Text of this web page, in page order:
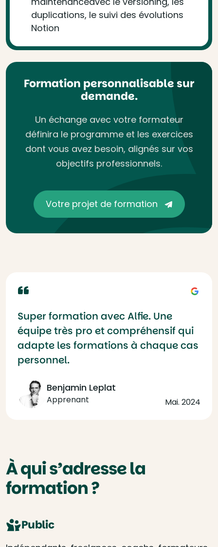
duplications, le suivi des évolutions
Notion
Formation personnalisable sur
demande.
Un échange avec votre formateur
définira le programme et les exercices
dont vous avez besoin, alignés sur vos
objectifs professionnels.
Votre projet de formation
Super formation avec Alfie. Une
équipe très pro et compréhensif qui
adapte les formations à chaque cas
personnel.
Benjamin Leplat
Apprenant Mai. 2024
À qui s’adresse la
formation ?
Public